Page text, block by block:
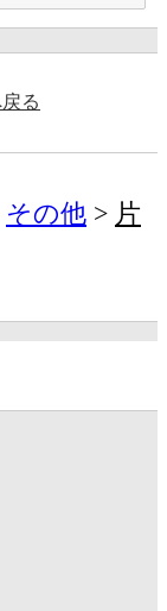
る
その他
片